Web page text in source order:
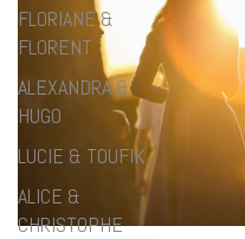
FLORIANE &
FLORENT
ALEXANDRA &
HUGO
LUCIE & TOUFIK
ALICE &
CHRISTOPHE